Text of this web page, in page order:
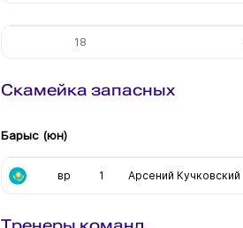
18
Скамейка запасных
Барыс (юн)
вр 1 Арсений Кучковский